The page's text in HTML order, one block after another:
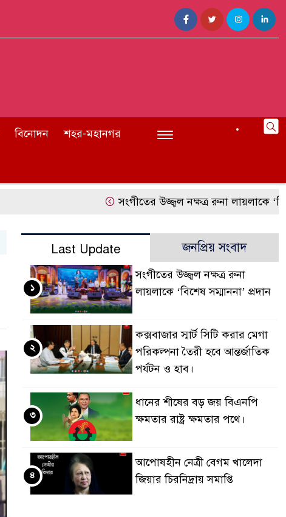
বিনোদন শহর-মহানগর
সংগীতের উজ্জ্বল নক্ষত্র রুনা লায়লাকে ‘বিশেষ
Last Update জনপ্রিয় সংবাদ
সংগীতের উজ্জ্বল নক্ষত্র রুনা
লায়লাকে ‘বিশেষ সম্মাননা’ প্রদান
১
কক্সবাজার স্মার্ট সিটি করার মেগা
পরিকল্পনা তৈরী হবে আন্তর্জাতিক
পর্যটন ও হাব।
২
ধানের শীষের বড় জয় বিএনপি
ক্ষমতার রাষ্ট্র ক্ষমতার পথে।
৩
আপোষহীন নেত্রী বেগম খালেদা
জিয়ার চিরনিদ্রায় সমাপ্তি
৪